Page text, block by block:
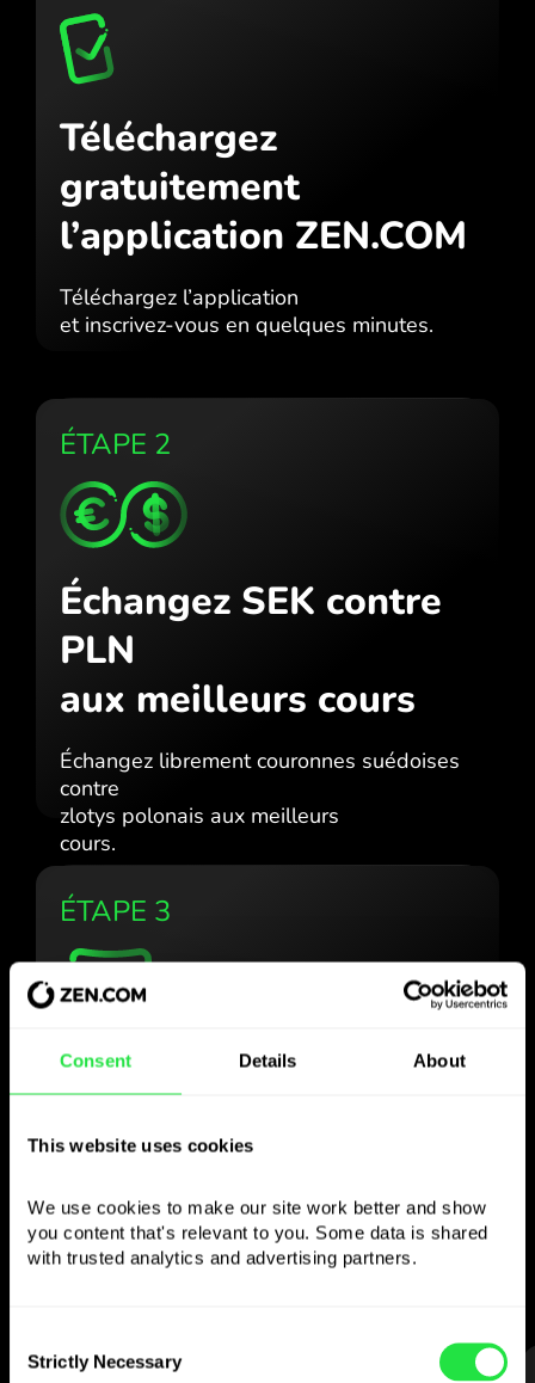
Consent Details About
This website uses cookies
We use cookies to make our site work better and show
you content that's relevant to you. Some data is shared
with trusted analytics and advertising partners.
Selection
Strictly Necessary
Téléchargez
gratuitement
l’application ZEN.COM
Téléchargez l’application
et inscrivez-vous en quelques minutes.
ÉTAPE 2
Échangez SEK contre
PLN
aux meilleurs cours
Échangez librement couronnes suédoises
contre
zlotys polonais aux meilleurs
cours.
ÉTAPE 3
Utilisez la devise
choisie
comme vous le
souhaitez
Envoyez de l’argent à l’étranger,
devises